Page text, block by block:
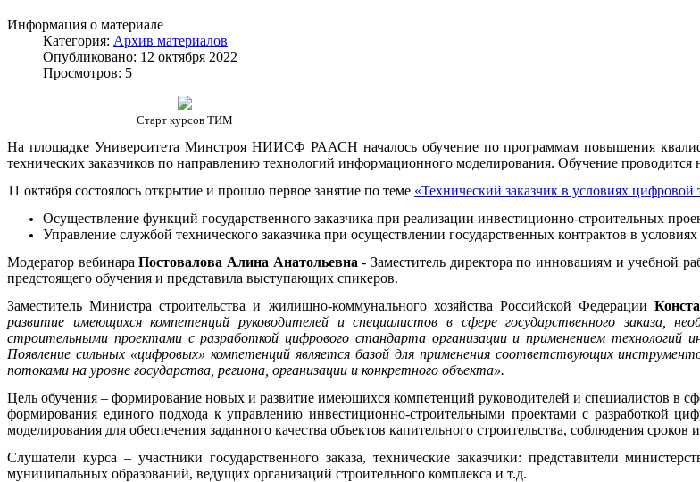
Информация о материале
Категория: Архив материалов
Опубликовано: 12 октября 2022
Просмотров: 5
Старт курсов ТИМ
На площадке Университета Минстроя НИИСФ РААСН началось обучение по программам повышения
технических заказчиков по направлению технологий информационного моделирования. Обучение проводится
11 октября состоялось открытие и прошло первое занятие по теме «Технический заказчик в условиях
Осуществление функций государственного заказчика при реализации инвестиционно-строительных
Управление службой технического заказчика при осуществлении государственных контрактов в
Модератор вебинараПостовалова Алина Анатольевна - Заместитель директора по инновациям и учебной
предстоящего обучения и представила выступающих спикеров.
Заместитель Министра строительства и жилищно-коммунального хозяйства Российской Федерации
развитие имеющихся компетенций руководителей и специалистов в сфере государственного заказа,
строительными проектами с разработкой цифрового стандарта организации и применением технологий
Появление сильных «цифровых» компетенций является базой для применения соответствующих
потоками на уровне государства, региона, организации и конкретного объекта».
Цель обучения – формирование новых и развитие имеющихся компетенций руководителей и специалистов в
формирования единого подхода к управлению инвестиционно-строительными проектами с разработкой
моделирования для обеспечения заданного качества объектов капительного строительства, соблюдения сроков
Слушатели курса – участники государственного заказа, технические заказчики: представители
муниципальных образований, ведущих организаций строительного комплекса и т.д.